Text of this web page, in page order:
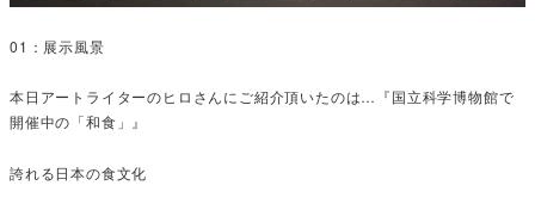
01：展示風景
本日アートライターのヒロさんにご紹介頂いたのは…『国立科学博物館で
開催中の「和食」』
誇れる日本の食文化